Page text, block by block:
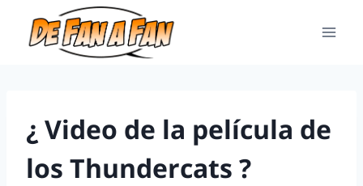
¿ Video de la película de
los Thundercats ?